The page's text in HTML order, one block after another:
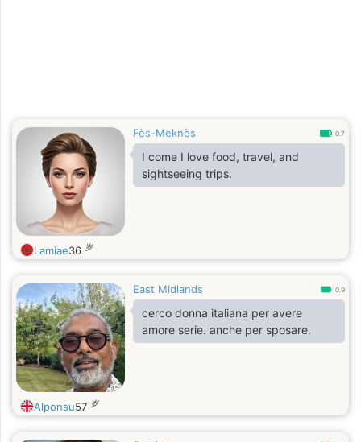
Fès-Meknès 0.7
I come I love food, travel, and
sightseeing trips.
Lamiae36 岁
East Midlands 0.9
cerco donna italiana per avere
amore serie. anche per sposare.
Alponsu57 岁